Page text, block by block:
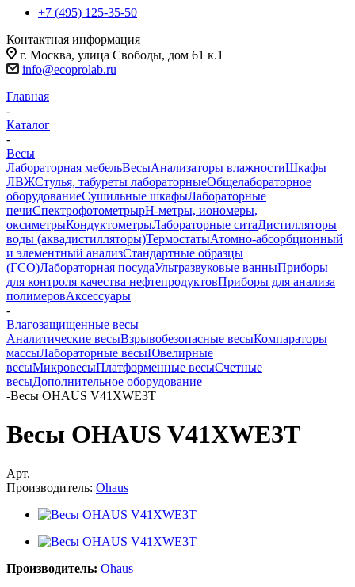
+7 (495) 125-35-50
Контактная информация
г. Москва, улица Свободы, дом 61 к.1
info@ecoprolab.ru
Главная
-
Каталог
-
Весы
Лабораторная мебельВесыАнализаторы влажностиШкафы
ЛВЖСтулья, табуреты лабораторныеОбщелабораторное
оборудованиеСушильные шкафыЛабораторные
печиСпектрофотометрыpH-метры, иономеры,
оксиметрыКондуктометрыЛабораторные ситаДистилляторы
воды (аквадистилляторы)ТермостатыАтомно-абсорбционный
и элементный анализСтандартные образцы
(ГСО)Лабораторная посудаУльтразвуковые ванныПриборы
для контроля качества нефтепродуктовПриборы для анализа
полимеровАксессуары
-
Влагозащищенные весы
Аналитические весыВзрывобезопасные весыКомпараторы
массыЛабораторные весыЮвелирные
весыМикровесыПлатформенные весыСчетные
весыДополнительное оборудование
-Весы OHAUS V41XWE3T
Весы OHAUS V41XWE3T
Арт.
Производитель: Ohaus
Производитель: Ohaus